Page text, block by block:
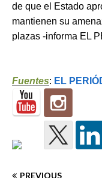
de que el Estado
mantienen su
plazas -informa EL
Fuentes: EL
PREVIOUS